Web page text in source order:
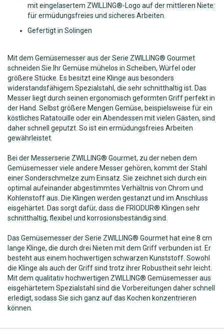
mit eingelasertem ZWILLING®-Logo auf der mittleren Niete:
für ermüdungsfreies und sicheres Arbeiten.
Gefertigt in Solingen
Mit dem Gemüsemesser aus der Serie ZWILLING® Gourmet
schneiden Sie Ihr Gemüse mühelos in Scheiben, Würfel oder
größere Stücke. Es besitzt eine Klinge aus besonders
widerstandsfähigem Spezialstahl, die sehr schnitthaltig ist. Das
Messer liegt durch seinen ergonomisch geformten Griff perfekt in
der Hand. Selbst größere Mengen Gemüse, beispielsweise für ein
köstliches Ratatouille oder ein Abendessen mit vielen Gästen, sind
daher schnell geputzt. So ist ein ermüdungsfreies Arbeiten
gewährleistet.
Bei der Messerserie ZWILLING® Gourmet, zu der neben dem
Gemüsemesser viele andere Messer gehören, kommt der Stahl
einer Sonderschmelze zum Einsatz. Sie zeichnet sich durch ein
optimal aufeinander abgestimmtes Verhältnis von Chrom und
Kohlenstoff aus. Die Klingen werden gestanzt und im Anschluss
eisgehärtet. Das sorgt dafür, dass die FRIODUR® Klingen sehr
schnitthaltig, flexibel und korrosionsbeständig sind.
Das Gemüsemesser der Serie ZWILLING® Gourmet hat eine 8 cm
lange Klinge, die durch drei Nieten mit dem Griff verbunden ist. Er
besteht aus einem hochwertigen schwarzen Kunststoff. Sowohl
die Klinge als auch der Griff sind trotz ihrer Robustheit sehr leicht.
Mit dem qualitativ hochwertigen ZWILLING® Gemüsemesser aus
eisgehärtetem Spezialstahl sind die Vorbereitungen daher schnell
erledigt, sodass Sie sich ganz auf das Kochen konzentrieren
können.